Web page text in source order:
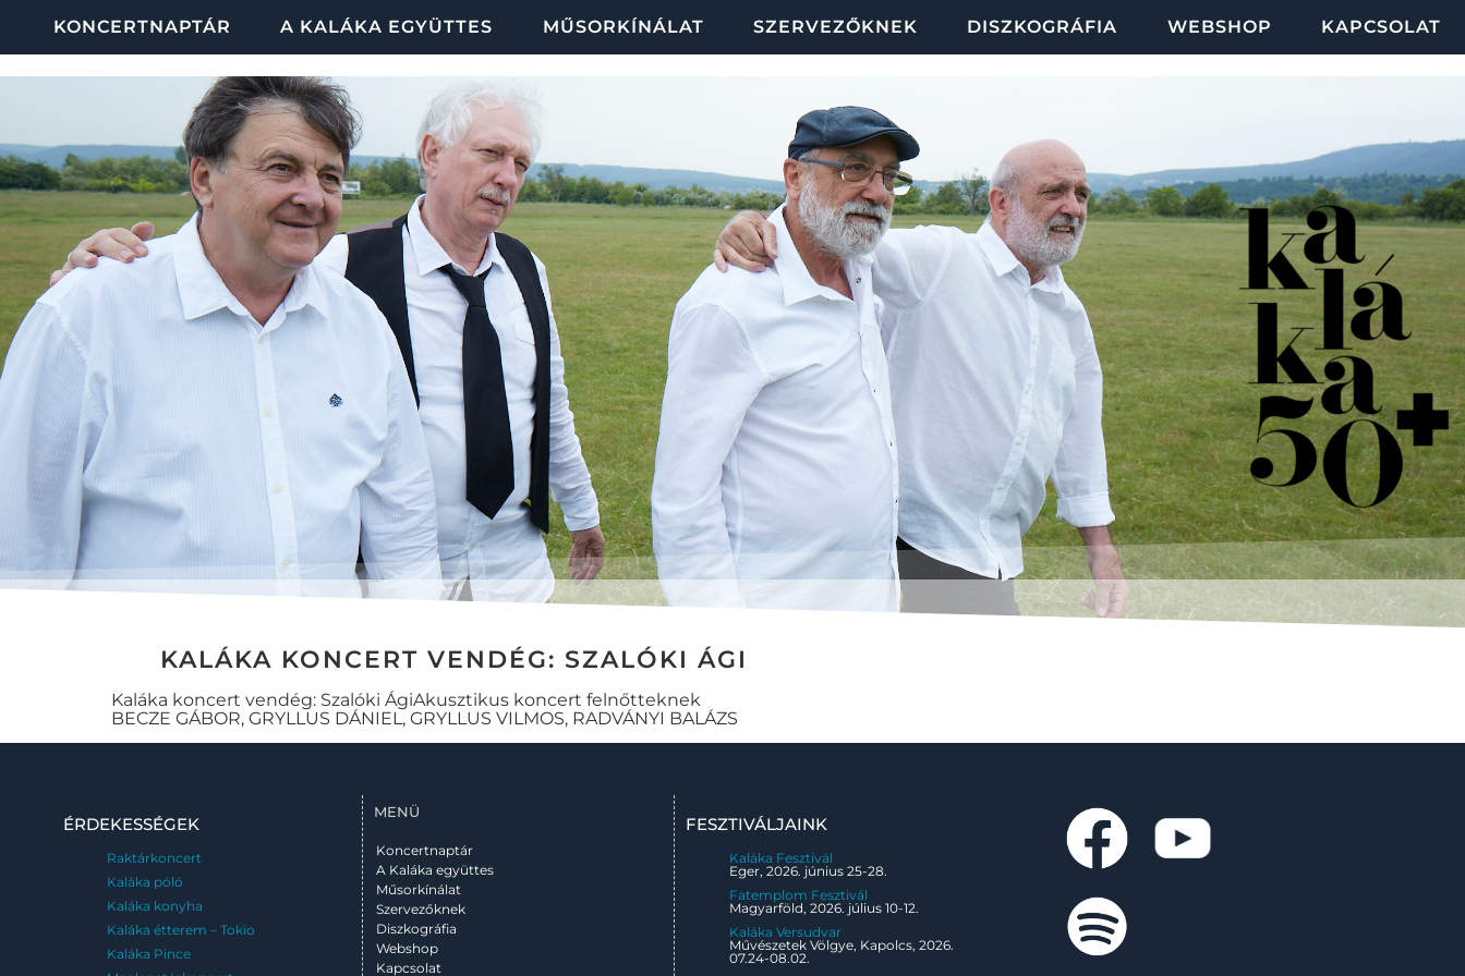
KONCERTNAPTÁR A KALÁKA EGYÜTTES MŰSORKÍNÁLAT SZERVEZŐKNEK DISZKOGRÁFIA WEBSHOP KAPCSOLAT
KALÁKA KONCERT VENDÉG: SZALÓKI ÁGI
Kaláka koncert vendég: Szalóki ÁgiAkusztikus koncert felnőtteknek
BECZE GÁBOR, GRYLLUS DÁNIEL, GRYLLUS VILMOS, RADVÁNYI BALÁZS
ÉRDEKESSÉGEK
Raktárkoncert
Kaláka póló
Kaláka konyha
Kaláka étterem – Tokio
Kaláka Pince
MENÜ
Koncertnaptár
A Kaláka együttes
Műsorkínálat
Szervezőknek
Diszkográfia
Webshop
Kapcsolat
FESZTIVÁLJAINK
Kaláka Fesztivál
Eger, 2026. június 25-28.
Fatemplom Fesztivál
Magyarföld, 2026. július 10-12.
Kaláka Versudvar
Művészetek Völgye, Kapolcs, 2026.
07.24-08.02.